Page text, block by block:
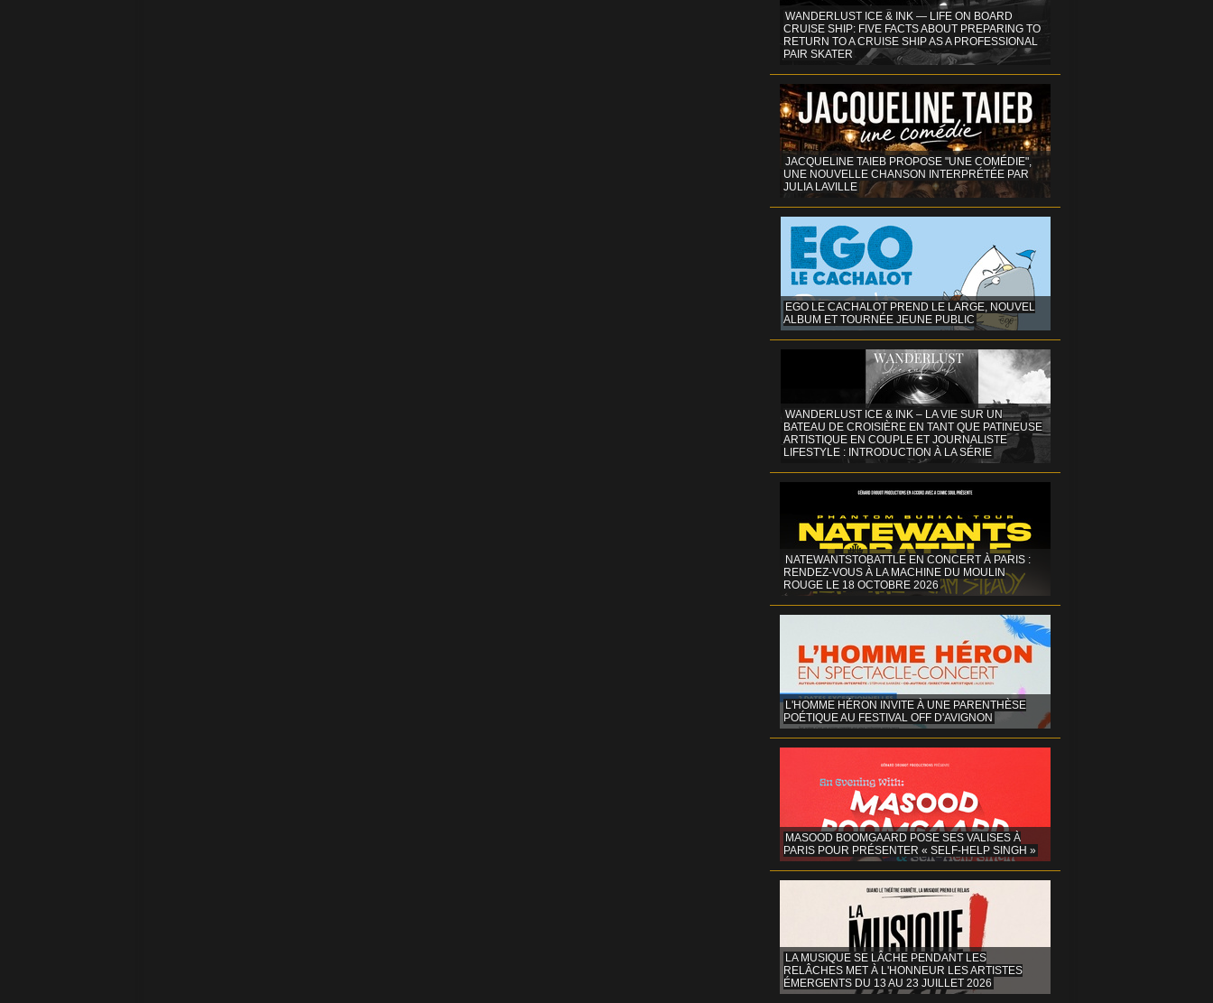
WANDERLUST ICE & INK — LIFE ON BOARD
CRUISE SHIP: FIVE FACTS ABOUT PREPARING TO
RETURN TO A CRUISE SHIP AS A PROFESSIONAL
PAIR SKATER
JACQUELINE TAIEB PROPOSE "UNE COMÉDIE",
UNE NOUVELLE CHANSON INTERPRÉTÉE PAR
JULIA LAVILLE
EGO LE CACHALOT PREND LE LARGE, NOUVEL
ALBUM ET TOURNÉE JEUNE PUBLIC
WANDERLUST ICE & INK – LA VIE SUR UN
BATEAU DE CROISIÈRE EN TANT QUE PATINEUSE
ARTISTIQUE EN COUPLE ET JOURNALISTE
LIFESTYLE : INTRODUCTION À LA SÉRIE
NATEWANTSTOBATTLE EN CONCERT À PARIS :
RENDEZ-VOUS À LA MACHINE DU MOULIN
ROUGE LE 18 OCTOBRE 2026
L'HOMME HÉRON INVITE À UNE PARENTHÈSE
POÉTIQUE AU FESTIVAL OFF D'AVIGNON
MASOOD BOOMGAARD POSE SES VALISES À
PARIS POUR PRÉSENTER « SELF-HELP SINGH »
LA MUSIQUE SE LÂCHE PENDANT LES
RELÂCHES MET À L'HONNEUR LES ARTISTES
ÉMERGENTS DU 13 AU 23 JUILLET 2026